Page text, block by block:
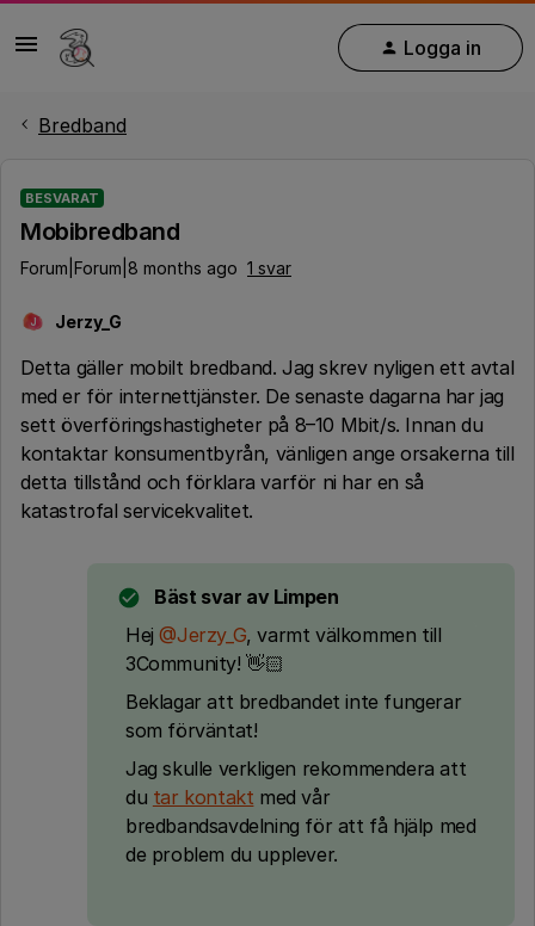
Logga in
Bredband
BESVARAT
Mobibredband
Forum|Forum|8 months ago 1 svar
J Jerzy_G
Detta gäller mobilt bredband. Jag skrev nyligen ett avtal
med er för internettjänster. De senaste dagarna har jag
sett överföringshastigheter på 8–10 Mbit/s. Innan du
kontaktar konsumentbyrån, vänligen ange orsakerna till
detta tillstånd och förklara varför ni har en så
katastrofal servicekvalitet.
Bäst svar av Limpen
Hej ​@Jerzy_G, varmt välkommen till
3Community! 👋🏻
Beklagar att bredbandet inte fungerar
som förväntat!
Jag skulle verkligen rekommendera att
du tar kontakt med vår
bredbandsavdelning för att få hjälp med
de problem du upplever.